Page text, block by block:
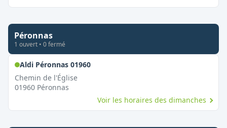
Péronnas
1 ouvert • 0fermé
Aldi Péronnas 01960,
Chemin de l'Église
01960 Péronnas
Voir les horaires des dimanches